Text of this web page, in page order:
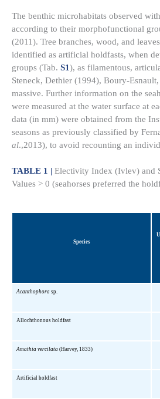
The benthic microhabitats observed
according to their morphofunctional
(2011). Tree branches, wood, and
identified as artificial holdfasts, when
groups (Tab. S1), as filamentous,
Steneck, Dethier (1994), Boury-
massive. Further information on the
were measured at the water surface at
data (in mm) were obtained from the
seasons as previously classified by
al.,2013), to avoid recounting an
TABLE 1 | Electivity Index (Ivlev) and
Values > 0 (seahorses preferred the
Species
Acanthophora sp.
Allochthonous holdfast
Amathia vercilata(Harvey, 1833)
Artificial holdfast